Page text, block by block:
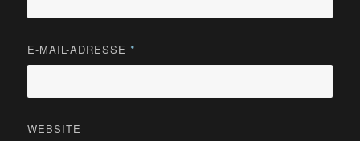
E-MAIL-ADRESSE *
WEBSITE